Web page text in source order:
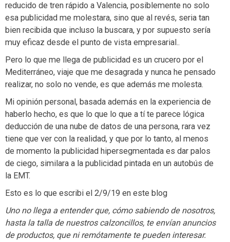
reducido de tren rápido a Valencia, posiblemente no solo
esa publicidad me molestara, sino que al revés, seria tan
bien recibida que incluso la buscara, y por supuesto sería
muy eficaz desde el punto de vista empresarial..
Pero lo que me llega de publicidad es un crucero por el
Mediterráneo, viaje que me desagrada y nunca he pensado
realizar, no solo no vende, es que además me molesta.
Mi opinión personal, basada además en la experiencia de
haberlo hecho, es que lo que lo que a tí te parece lógica
deducción de una nube de datos de una persona, rara vez
tiene que ver con la realidad, y que por lo tanto, al menos
de momento la publicidad hipersegmentada es dar palos
de ciego, similara a la publicidad pintada en un autobús de
la EMT.
Esto es lo que escribi el 2/9/19 en este blog
Uno no llega a entender que, cómo sabiendo de nosotros,
hasta la talla de nuestros calzoncillos, te envían anuncios
de productos, que ni remótamente te pueden interesar.